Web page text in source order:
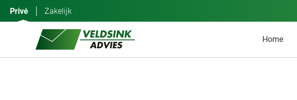
Privé Zakelijk
Home